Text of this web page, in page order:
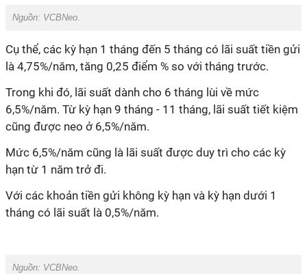
Nguồn: VCBNeo.
Cụ thể, các kỳ hạn 1 tháng đến 5 tháng có lãi suất tiền gửi
là 4,75%/năm, tăng 0,25 điểm % so với tháng trước.
Trong khi đó, lãi suất dành cho 6 tháng lùi về mức
6,5%/năm. Từ kỳ hạn 9 tháng - 11 tháng, lãi suất tiết kiệm
cũng được neo ở 6,5%/năm.
Mức 6,5%/năm cũng là lãi suất được duy trì cho các kỳ
hạn từ 1 năm trở đi.
Với các khoản tiền gửi không kỳ hạn và kỳ hạn dưới 1
tháng có lãi suất là 0,5%/năm.
Nguồn: VCBNeo.